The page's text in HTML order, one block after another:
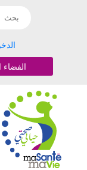
الفضاء